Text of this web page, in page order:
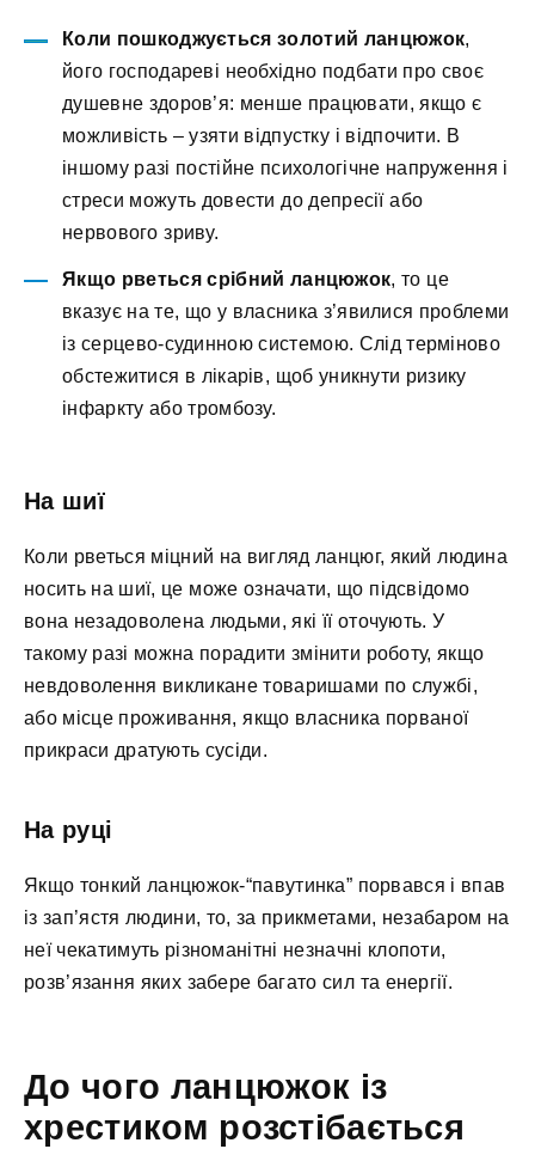
Коли пошкоджується золотий ланцюжок,
його господареві необхідно подбати про своє
душевне здоров’я: менше працювати, якщо є
можливість – узяти відпустку і відпочити. В
іншому разі постійне психологічне напруження і
стреси можуть довести до депресії або
нервового зриву.
Якщо рветься срібний ланцюжок, то це
вказує на те, що у власника з’явилися проблеми
із серцево-судинною системою. Слід терміново
обстежитися в лікарів, щоб уникнути ризику
інфаркту або тромбозу.
На шиї
Коли рветься міцний на вигляд ланцюг, який людина
носить на шиї, це може означати, що підсвідомо
вона незадоволена людьми, які її оточують. У
такому разі можна порадити змінити роботу, якщо
невдоволення викликане товаришами по службі,
або місце проживання, якщо власника порваної
прикраси дратують сусіди.
На руці
Якщо тонкий ланцюжок-“павутинка” порвався і впав
із зап’ястя людини, то, за прикметами, незабаром на
неї чекатимуть різноманітні незначні клопоти,
розв’язання яких забере багато сил та енергії.
До чого ланцюжок із
хрестиком розстібається